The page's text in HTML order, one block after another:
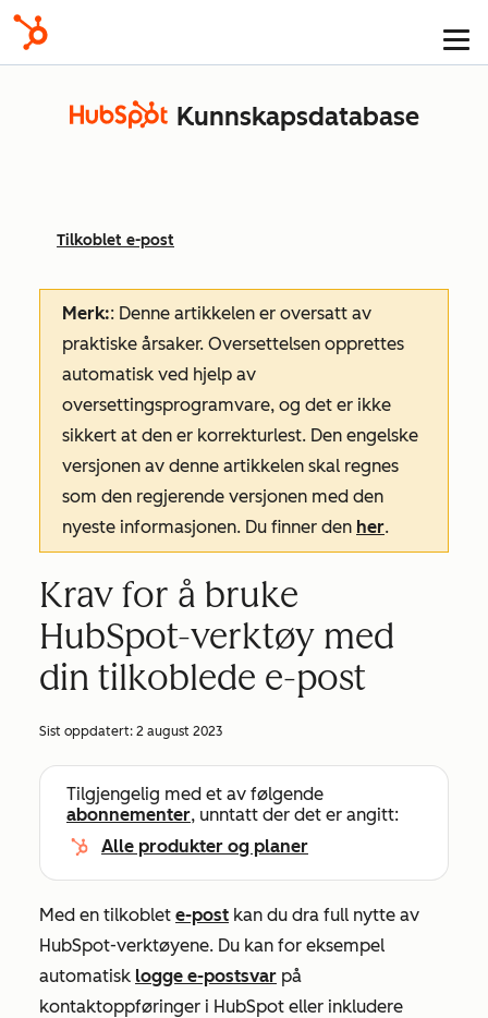
Kunnskapsdatabase
Tilkoblet e-post
Merk:: Denne artikkelen er oversatt av
praktiske årsaker. Oversettelsen opprettes
automatisk ved hjelp av
oversettingsprogramvare, og det er ikke
sikkert at den er korrekturlest. Den engelske
versjonen av denne artikkelen skal regnes
som den regjerende versjonen med den
nyeste informasjonen. Du finner den her.
Krav for å bruke
HubSpot-verktøy med
din tilkoblede e-post
Sist oppdatert: 2 august 2023
Tilgjengelig med et av følgende
abonnementer, unntatt der det er angitt:
Alle produkter og planer
Med en tilkoblet e-post kan du dra full nytte av
HubSpot-verktøyene. Du kan for eksempel
automatisk logge e-postsvar på
kontaktoppføringer i HubSpot eller inkludere